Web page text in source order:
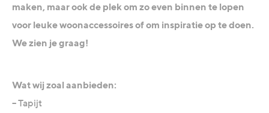
maken, maar ook de plek om zo even binnen te lopen
voor leuke woonaccessoires of om inspiratie op te doen.
We zien je graag!
Wat wij zoal aanbieden:
– Tapijt